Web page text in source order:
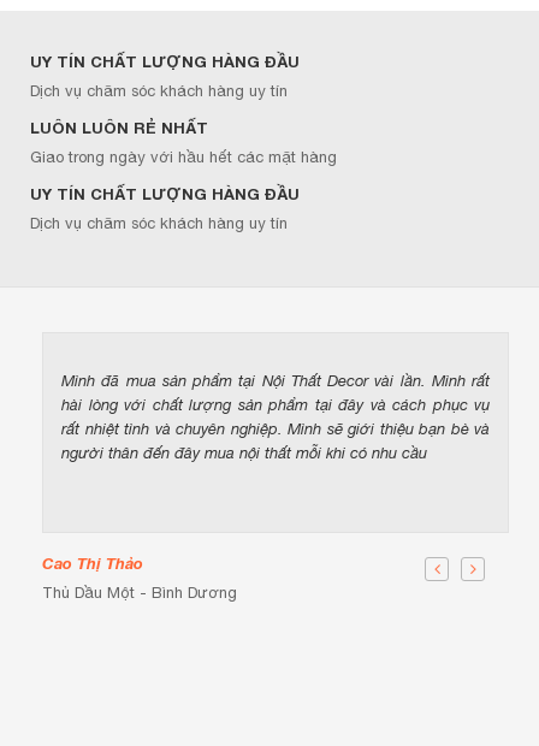
UY TÍN CHẤT LƯỢNG HÀNG ĐẦU
Dịch vụ chăm sóc khách hàng uy tín
LUÔN LUÔN RẺ NHẤT
Giao trong ngày với hầu hết các mặt hàng
UY TÍN CHẤT LƯỢNG HÀNG ĐẦU
Dịch vụ chăm sóc khách hàng uy tín
Mình đã mua sản phẩm tại Nội Thất Decor vài lần. Mình rất
hài lòng với chất lượng sản phẩm tại đây và cách phục vụ
rất nhiệt tình và chuyên nghiệp. Mình sẽ giới thiệu bạn bè và
người thân đến đây mua nội thất mỗi khi có nhu cầu
Cao Thị Thảo
Thủ Dầu Một - Bình Dương